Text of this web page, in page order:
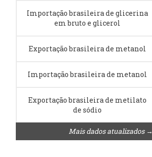
Importação brasileira de glicerina
em bruto e glicerol
Exportação brasileira de metanol
Importação brasileira de metanol
Exportação brasileira de metilato
de sódio
Mais dados atualizados →